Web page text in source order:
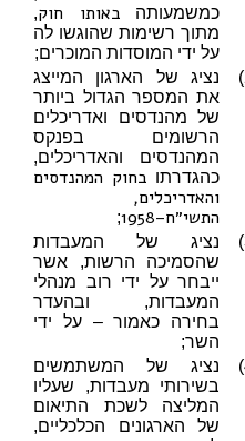
כמשמעותה באותו חוק,
מתוך רשימות שהוגשו לה
על ידי המוסדות המוכרים;
נציג של הארגון המייצג
את המספר הגדול ביותר
של מהנדסים ואדריכלים
הרשומים בפנקס
המהנדסים והאדריכלים,
כהגדרתו בחוק המהנדסים
והאדריכלים,
התשי״ח–1958
;
נציג של המעבדות
שהסמיכה הרשות, אשר
ייבחר על ידי רוב מנהלי
המעבדות, ובהעדר
בחירה כאמור – על ידי
השר;
נציג של המשתמשים
בשירותי מעבדות, שעליו
המליצה לשכת התיאום
של הארגונים הכלכליים,